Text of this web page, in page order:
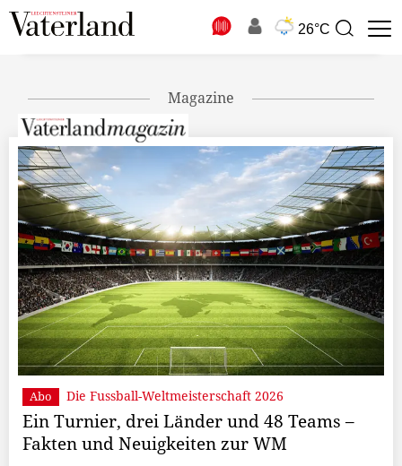
26°C
Suchbegriff
Magazine
Abo Die Fussball-Weltmeisterschaft 2026
Ein Turnier, drei Länder und 48 Teams –
Fakten und Neuigkeiten zur WM